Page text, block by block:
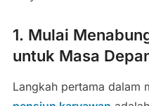
1. Mulai
untuk Masa
Langkah pertama dalam